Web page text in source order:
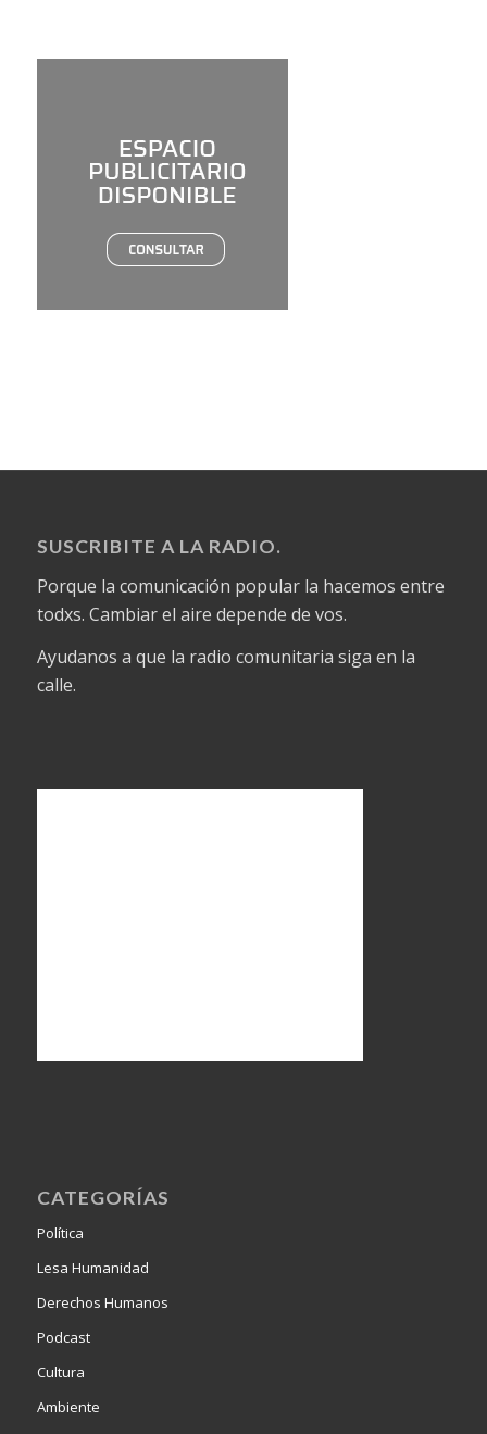
SUSCRIBITE A LA RADIO.
Porque la comunicación popular la hacemos entre
todxs. Cambiar el aire depende de vos.
Ayudanos a que la radio comunitaria siga en la
calle.
CATEGORÍAS
Política
Lesa Humanidad
Derechos Humanos
Podcast
Cultura
Ambiente